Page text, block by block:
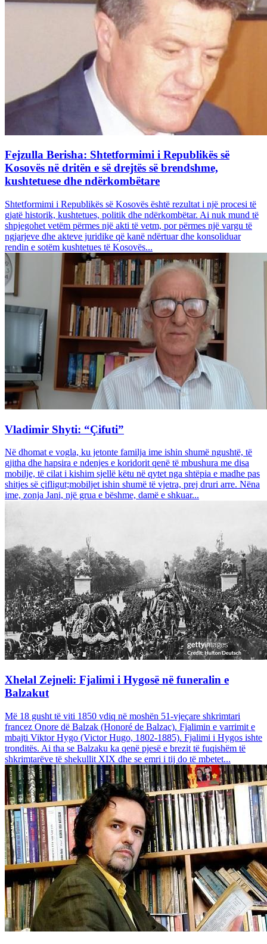
Fejzulla Berisha: Shtetformimi i Republikës së
Kosovës në dritën e së drejtës së brendshme,
kushtetuese dhe ndërkombëtare
Shtetformimi i Republikës së Kosovës është rezultat i një procesi të
gjatë historik, kushtetues, politik dhe ndërkombëtar. Ai nuk mund të
shpjegohet vetëm përmes një akti të vetm, por përmes një vargu të
ngjarjeve dhe akteve juridike që kanë ndërtuar dhe konsoliduar
rendin e sotëm kushtetues të Kosovës...
Vladimir Shyti: “Çifuti”
Në dhomat e vogla, ku jetonte familja ime ishin shumë ngushtë, të
gjitha dhe hapsira e ndenjes e koridorit qenë të mbushura me disa
mobilje, të cilat i kishim sjellë këtu në qytet nga shtëpia e madhe pas
shitjes së çifligut;mobiljet ishin shumë të vjetra, prej druri arre. Nëna
ime, zonja Jani, një grua e bëshme, damë e shkuar...
Xhelal Zejneli: Fjalimi i Hygosë në funeralin e
Balzakut
Më 18 gusht të viti 1850 vdiq në moshën 51-vjeçare shkrimtari
francez Onore dë Balzak (Honoré de Balzac). Fjalimin e varrimit e
mbajti Viktor Hygo (Victor Hugo, 1802-1885). Fjalimi i Hygos ishte
tronditës. Ai tha se Balzaku ka qenë pjesë e brezit të fuqishëm të
shkrimtarëve të shekullit XIX dhe se emri i tij do të mbetet...